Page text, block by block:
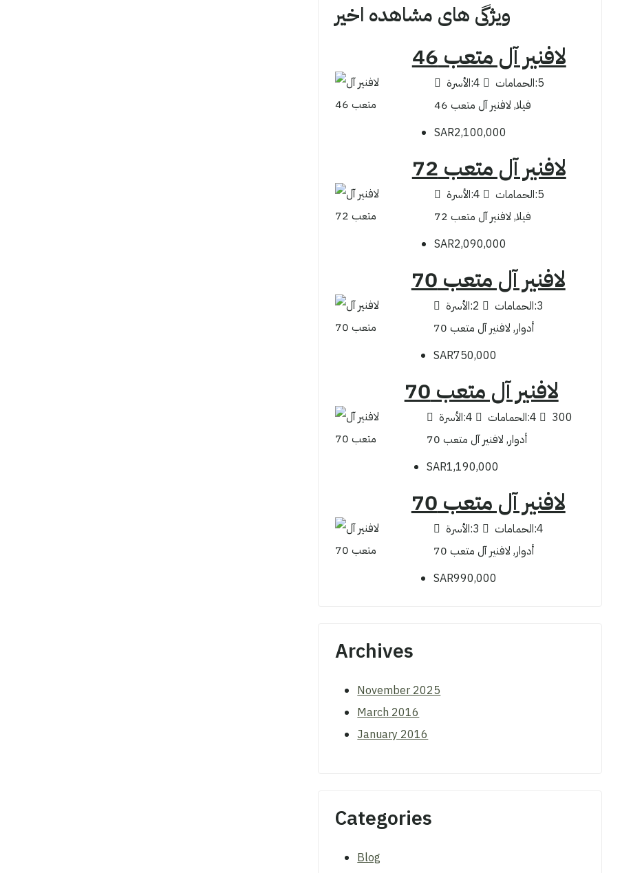
ویژگی های مشاهده اخیر
لافنير آل متعب 46
الأسرة:4 الحمامات:5
فيلا, لافنير آل متعب 46
SAR2,100,000
لافنير آل متعب 72
الأسرة:4 الحمامات:5
فيلا, لافنير آل متعب 72
SAR2,090,000
لافنير آل متعب 70
الأسرة:2 الحمامات:3
أدوار, لافنير آل متعب 70
SAR750,000
لافنير آل متعب 70
الأسرة:4 الحمامات:4
300
أدوار, لافنير آل متعب 70
SAR1,190,000
لافنير آل متعب 70
الأسرة:3 الحمامات:4
أدوار, لافنير آل متعب 70
SAR990,000
Archives
November 2025
March 2016
January 2016
Categories
Blog